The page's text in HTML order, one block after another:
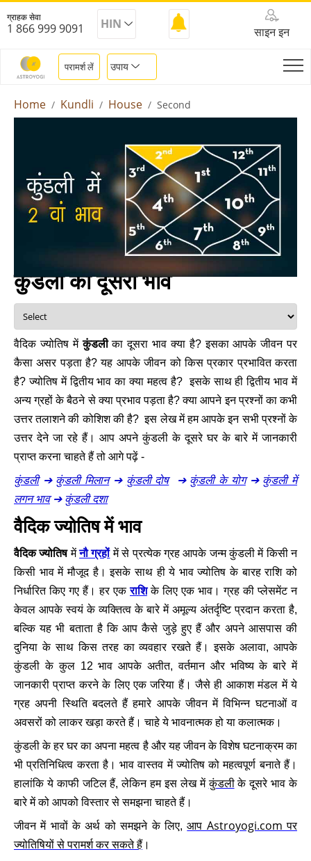
ग्राहक सेवा
1 866 999 9091 HIN
साइन इन
परामर्श लें उपाय
Home Kundli House Second
कुंडली का दूसरा भाव
वैदिक ज्योतिष मेंकुंडलीका दूसरा भाव क्या है? इसका आपके जीवन पर
कैसा असर पड़ता है? यह आपके जीवन को किस प्रकार प्रभावित करता
है? ज्योतिष में द्वितीय भाव का क्या महत्व है? इसके साथ ही द्वितीय भाव में
अन्य ग्रहों के बैठने से क्या प्रभाव पड़ता है? क्या आपने इन प्रश्नों का कभी
उत्तर तलाशने की कोशिश की है? इस लेख में हम आपके इन सभी प्रश्नों के
उत्तर देने जा रहे हैं। आप अपने कुंडली के दूसरे घर के बारे में जानकारी
प्राप्त करना चाहते हैं तो आगे पढ़ें -
कुंडली➔ कुंडली मिलान➔ कुंडली दोष➔ कुंडली के योग➔ कुंडली में
लगन भाव➔ कुंडली दशा
वैदिक ज्योतिष में भाव
वैदिक ज्योतिषमेंनौ ग्रहों में से प्रत्येक ग्रह आपके जन्म कुंडली में किसी न
किसी भाव में मौजूद है। इसके साथ ही ये भाव ज्योतिष के बारह राशि को
निर्धारित किए गए हैं। हर एकराशिके लिए एक भाव। ग्रह की प्लेसमेंट न
केवल आपके स्वयं के व्यक्तित्व के बारे में अमूल्य अंतर्दृष्टि प्रदान करता है,
बल्कि यह भी बताता है कि आप कैसे जुड़े हुए हैं और अपने आसपास की
दुनिया के साथ किस तरह का व्यवहार रखते हैं। इसके अलावा, आपके
कुंडली के कुल 12 भाव आपके अतीत, वर्तमान और भविष्य के बारे में
जानकारी प्राप्त करने के लिए एक जरिया हैं। जैसे ही आकाश मंडल में ये
ग्रह अपनी स्थिति बदलते हैं हमारे आपके जीवन में विभिन्न घटनाओं व
अवसरों को लाकर खड़ा करते हैं। चाहे ये भावनात्मक हो या कलात्मक।
कुंडली के हर घर का अपना महत्व है और यह जीवन के विशेष घटनाक्रम का
भी प्रतिनिधित्व करता है। भाव वास्तव में ज्योतिष को महत्वपूर्ण बनाते हैं।
हालांकि ये काफी जटिल हैं, लेकिन हम इस लेख मेंकुंडलीके दूसरे भाव के
बारे में को आपको विस्तार से समझना चाहते हैं।
जीवन में भावों के अर्थ को समझने के लिए,आप Astroyogi.com पर
ज्योतिषियों से परामर्श कर सकते हैं ।